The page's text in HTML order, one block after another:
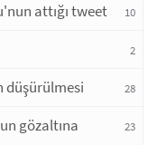
attığı tweet 10
2
düşürülmesi 28
gözaltına
23